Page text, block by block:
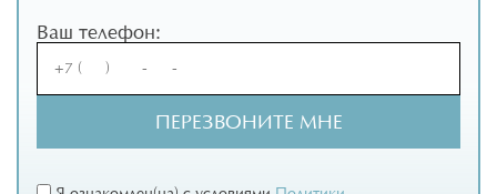
Ваш телефон: